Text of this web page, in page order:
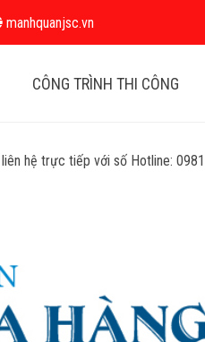
manhquanjsc.vn
CÔNG TRÌNH THI CÔNG
hệ trực tiếp với số Hotline: